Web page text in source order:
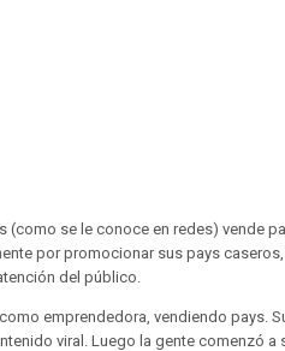
(como se le conoce en redes) vende
por promocionar sus pays
del público.
emprendedora, vendiendo pays.
viral. Luego la gente comenzó